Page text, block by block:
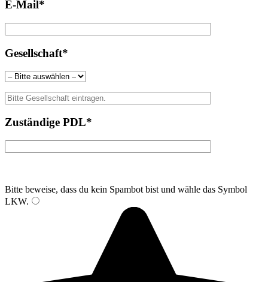
E-Mail*
Gesellschaft*
Zuständige PDL*
Bitte beweise, dass du kein Spambot bist und wähle das Symbol
LKW.